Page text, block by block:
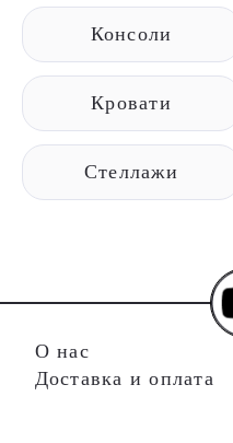
Консоли
Кровати
Стеллажи
О нас
Доставка и оплата